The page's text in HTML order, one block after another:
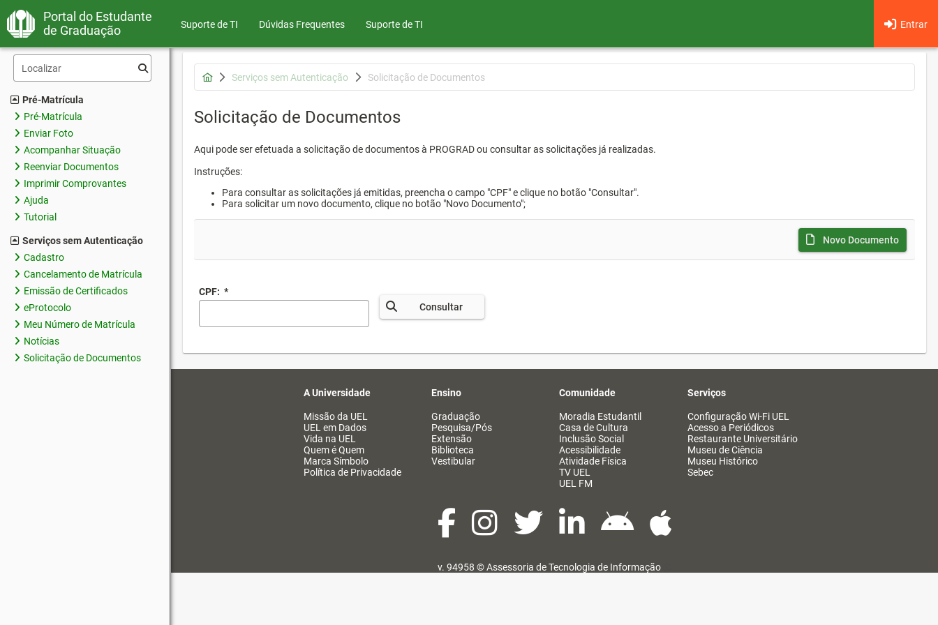
Portal do Estudante
de Graduação
Suporte de TI Dúvidas Frequentes Entrar
Suporte de TI
Pré-Matrícula
Pré-Matrícula
Enviar Foto
Acompanhar Situação
Reenviar Documentos
Imprimir Comprovantes
Ajuda
Tutorial
Serviços sem Autenticação
Cadastro
Cancelamento de Matrícula
Emissão de Certificados
eProtocolo
Meu Número de Matrícula
Notícias
Solicitação de Documentos
Serviços sem Autenticação Solicitação de Documentos
Solicitação de Documentos
Aqui pode ser efetuada a solicitação de documentos à PROGRAD ou consultar as solicitações já realizadas.
Instruções:
Para consultar as solicitações já emitidas, preencha o campo "CPF" e clique no botão "Consultar".
Para solicitar um novo documento, clique no botão "Novo Documento";
Novo Documento
CPF: *
Consultar
A Universidade
Missão da UEL
UEL em Dados
Vida na UEL
Quem é Quem
Marca Símbolo
Política de Privacidade
Ensino
Graduação
Pesquisa/Pós
Extensão
Biblioteca
Vestibular
Comunidade
Moradia Estudantil
Casa de Cultura
Inclusão Social
Acessibilidade
Atividade Física
TV UEL
UEL FM
Serviços
Configuração Wi-Fi UEL
Acesso a Periódicos
Restaurante Universitário
Museu de Ciência
Museu Histórico
Sebec
v. 94958 ©Assessoria de Tecnologia de Informação